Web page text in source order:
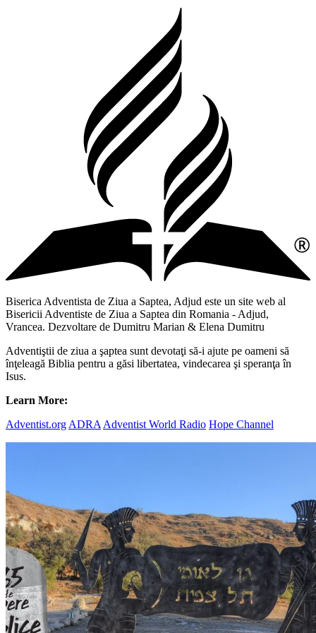
Biserica Adventista de Ziua a Saptea, Adjud este un site web al
Bisericii Adventiste de Ziua a Saptea din Romania - Adjud,
Vrancea. Dezvoltare de Dumitru Marian & Elena Dumitru
Adventiştii de ziua a şaptea sunt devotaţi să-i ajute pe oameni să
înţeleagă Biblia pentru a găsi libertatea, vindecarea şi speranţa în
Isus.
Learn More:
Adventist.org ADRA Adventist World Radio Hope Channel